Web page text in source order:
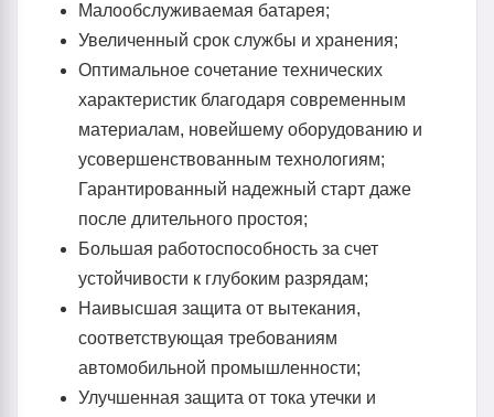
Малообслуживаемая батарея;
Увеличенный срок службы и хранения;
Оптимальное сочетание технических
характеристик благодаря современным
материалам, новейшему оборудованию и
усовершенствованным технологиям;
Гарантированный надежный старт даже
после длительного простоя;
Большая работоспособность за счет
устойчивости к глубоким разрядам;
Наивысшая защита от вытекания,
соответствующая требованиям
автомобильной промышленности;
Улучшенная защита от тока утечки и